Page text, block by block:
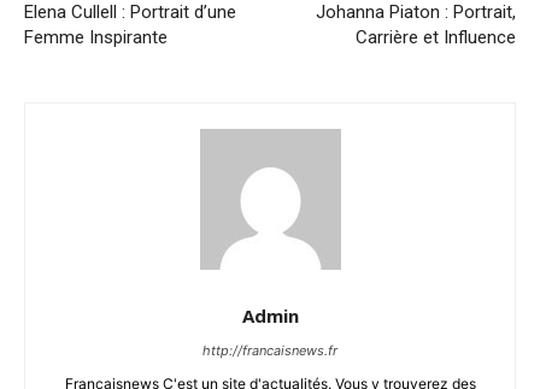
Elena Cullell : Portrait d’une
Femme Inspirante
Johanna Piaton : Portrait,
Carrière et Influence
Admin
http://francaisnews.fr
Francaisnews C'est un site d'actualités. Vous y trouverez des